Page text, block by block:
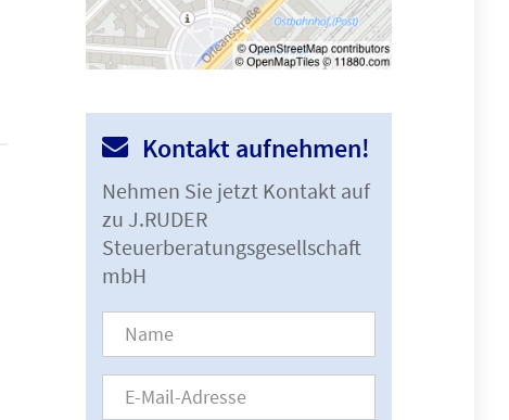
Kontakt aufnehmen!
Nehmen Sie jetzt Kontakt auf
zu J.RUDER
Steuerberatungsgesellschaft
mbH